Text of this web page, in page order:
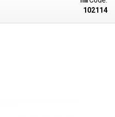
mit einem eigenen
jeder einzelnen Spitze separat zu
102114